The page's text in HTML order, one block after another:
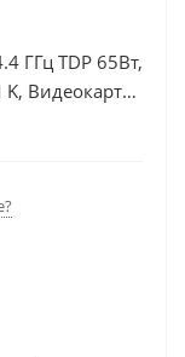
ГГц TDP 65Вт,
Видеокарта